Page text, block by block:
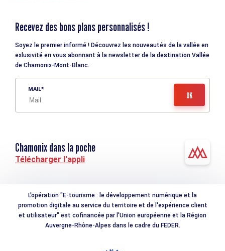
Recevez des bons plans personnalisés !
Soyez le premier informé ! Découvrez les nouveautés de la vallée en
exlusivité en vous abonnant à la newsletter de la destination Vallée
de Chamonix-Mont-Blanc.
MAIL
Chamonix dans la poche
Télécharger l'appli
L'opération "E-tourisme : le développement numérique et la
promotion digitale au service du territoire et de l'expérience client
et utilisateur" est cofinancée par l'Union européenne et la Région
Auvergne-Rhône-Alpes dans le cadre du FEDER.